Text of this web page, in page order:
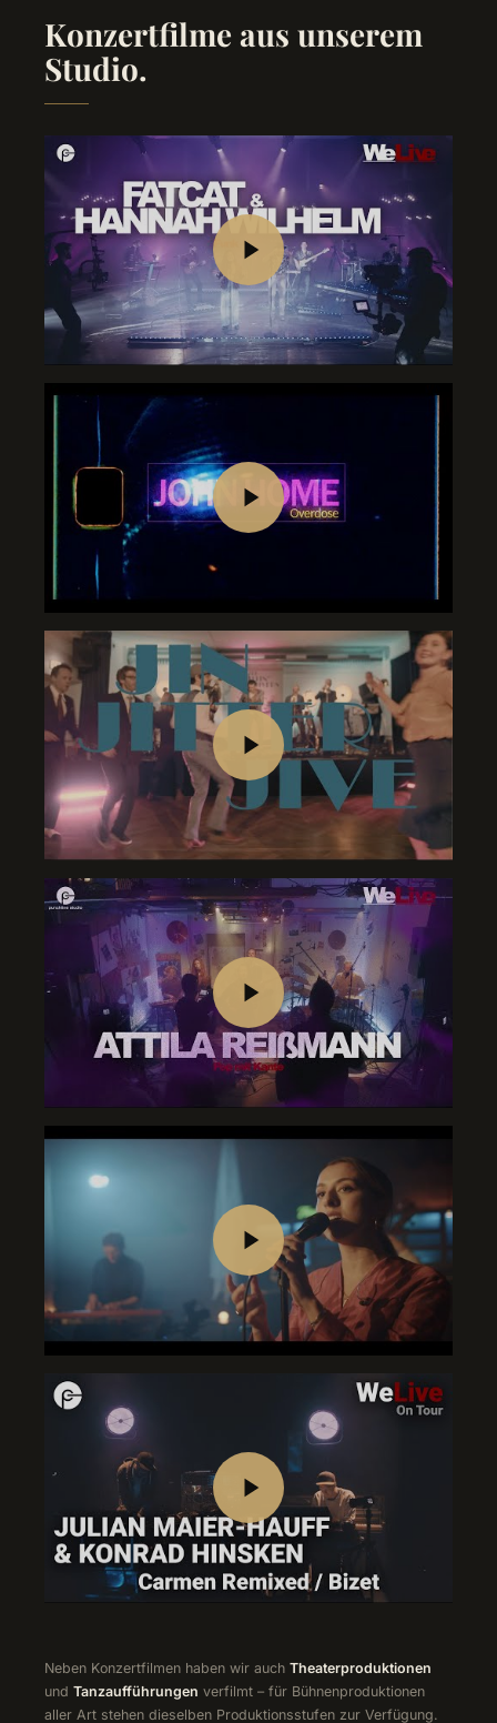
Konzertfilme aus unserem
Studio.
Neben Konzertfilmen haben wir auch Theaterproduktionen
und Tanzaufführungen verfilmt – für Bühnenproduktionen
aller Art stehen dieselben Produktionsstufen zur Verfügung.